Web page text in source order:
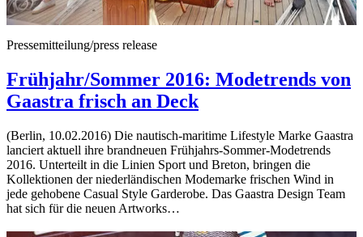
Pressemitteilung/press release
Frühjahr/Sommer 2016: Modetrends von
Gaastra frisch an Deck
(Berlin, 10.02.2016) Die nautisch-maritime Lifestyle Marke Gaastra
lanciert aktuell ihre brandneuen Frühjahrs-Sommer-Modetrends
2016. Unterteilt in die Linien Sport und Breton, bringen die
Kollektionen der niederländischen Modemarke frischen Wind in
jede gehobene Casual Style Garderobe. Das Gaastra Design Team
hat sich für die neuen Artworks…